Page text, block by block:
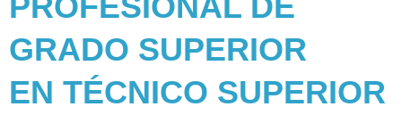
GRADO SUPERIOR
EN TÉCNICO SUPERIOR